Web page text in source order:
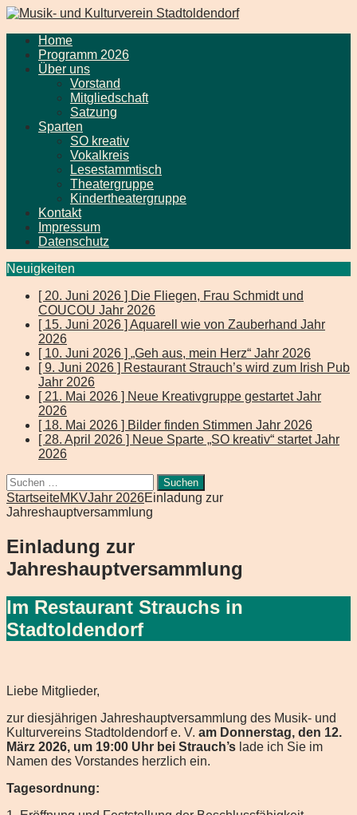
Home
Programm 2026
Über uns
Vorstand
Mitgliedschaft
Satzung
Sparten
SO kreativ
Vokalkreis
Lesestammtisch
Theatergruppe
Kindertheatergruppe
Kontakt
Impressum
Datenschutz
Neuigkeiten
[ 20. Juni 2026 ] Die Fliegen, Frau Schmidt und
COUCOU Jahr 2026
[ 15. Juni 2026 ] Aquarell wie von Zauberhand Jahr
2026
[ 10. Juni 2026 ] „Geh aus, mein Herz“ Jahr 2026
[ 9. Juni 2026 ] Restaurant Strauch’s wird zum Irish Pub
Jahr 2026
[ 21. Mai 2026 ] Neue Kreativgruppe gestartetJahr
2026
[ 18. Mai 2026 ] Bilder finden Stimmen Jahr 2026
[ 28. April 2026 ] Neue Sparte „SO kreativ“ startetJahr
2026
Suchen
nach:
StartseiteMKVJahr 2026Einladung zur
Jahreshauptversammlung
Einladung zur
Jahreshauptversammlung
Im Restaurant Strauchs in
Stadtoldendorf
Liebe Mitglieder,
zur diesjährigen Jahreshauptversammlung des Musik- und
Kulturvereins Stadtoldendorf e. V. am Donnerstag, den 12.
März 2026, um 19:00 Uhr bei Strauch’s lade ich Sie im
Namen des Vorstandes herzlich ein.
Tagesordnung: